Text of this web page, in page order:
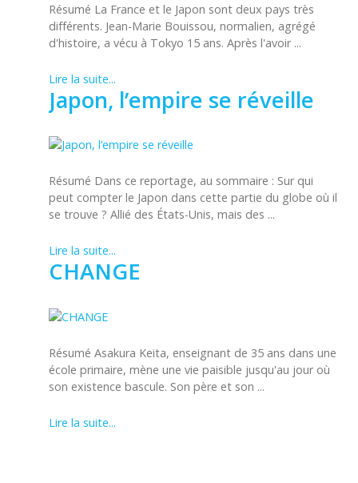
Résumé La France et le Japon sont deux pays très
différents. Jean-Marie Bouissou, normalien, agrégé
d'histoire, a vécu à Tokyo 15 ans. Après l'avoir ...
Lire la suite...
Japon, l’empire se réveille
Résumé Dans ce reportage, au sommaire : Sur qui
peut compter le Japon dans cette partie du globe où il
se trouve ? Allié des États-Unis, mais des ...
Lire la suite...
CHANGE
Résumé Asakura Keita, enseignant de 35 ans dans une
école primaire, mène une vie paisible jusqu'au jour où
son existence bascule. Son père et son ...
Lire la suite...